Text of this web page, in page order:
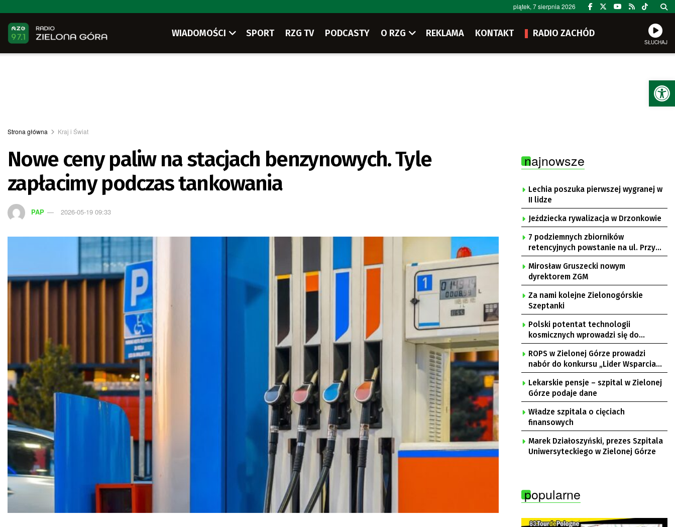
piątek, 7 sierpnia 2026
WIADOMOŚCI SPORT RZG TV PODCASTY O RZG REKLAMA KONTAKT RADIO ZACHÓD
SŁUCHAJ
Strona główna Kraj i Świat
Nowe ceny paliw na stacjach benzynowych. Tyle
zapłacimy podczas tankowania
PAP 2026-05-19 09:33
najnowsze
Lechia poszuka pierwszej wygranej w
II lidze
Jeździecka rywalizacja w Drzonkowie
7 podziemnych zbiorników
retencyjnych powstanie na ul. Przy
Gazowni
Mirosław Gruszecki nowym
dyrektorem ZGM
Za nami kolejne Zielonogórskie
Szeptanki
Polski potentat technologii
kosmicznych wprowadzi się do
Zielonej Góry
ROPS w Zielonej Górze prowadzi
nabór do konkursu „Lider Wsparcia
Seniora”
Lekarskie pensje – szpital w Zielonej
Górze podaje dane
Władze szpitala o cięciach
finansowych
Marek Działoszyński, prezes Szpitala
Uniwersyteckiego w Zielonej Górze
popularne